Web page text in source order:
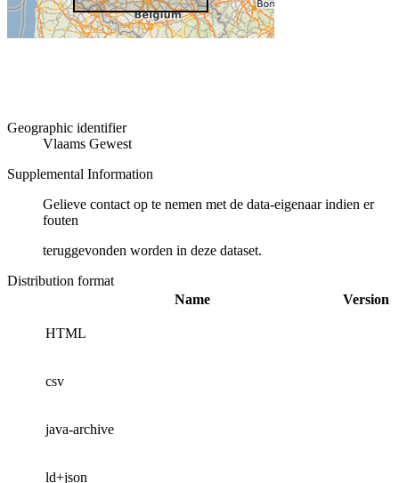
Geographic identifier
Vlaams Gewest
Supplemental Information
Gelieve contact op te nemen met de data-eigenaar indien er
fouten
teruggevonden worden in deze dataset.
Distribution format
Name
Version
HTML
csv
java-archive
ld+json